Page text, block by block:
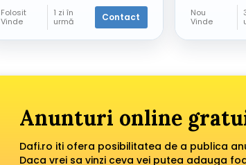
Folosit
Vinde
1 zi în
urmă
Contact
Nou
Vinde
Anunturi online
Dafi.ro iti ofera posibilitatea de a publica
Daca vrei sa vinzi ceva vei putea adauga